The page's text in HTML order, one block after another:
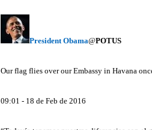
President Obama@POTUS
Our flag flies over our Embassy in Havana
09:01 - 18 de Feb de 2016